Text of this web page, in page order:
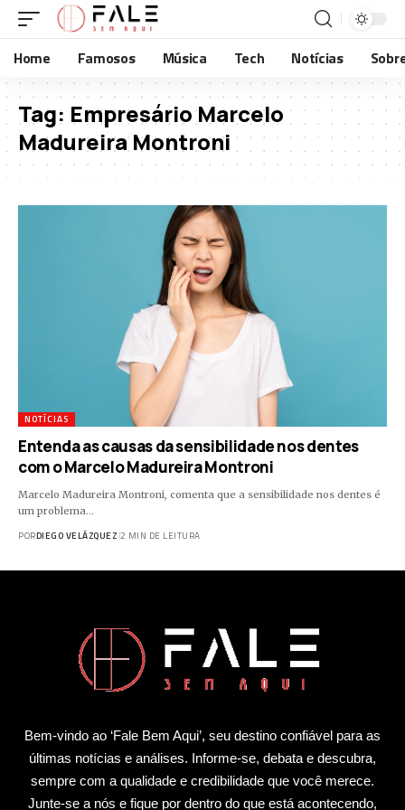
Home Famosos Música Tech Notícias
Tag: Empresário Marcelo
Madureira Montroni
NOTÍCIAS
Entenda as causas da sensibilidade nos dentes
com o Marcelo Madureira Montroni
Marcelo Madureira Montroni, comenta que a sensibilidade nos dentes é
um problema…
PORDIEGO VELÁZQUEZ 2 MIN DE LEITURA
Bem-vindo ao ‘Fale Bem Aqui’, seu destino confiável para as
últimas notícias e análises. Informe-se, debata e descubra,
sempre com a qualidade e credibilidade que você merece.
Junte-se a nós e fique por dentro do que está acontecendo,